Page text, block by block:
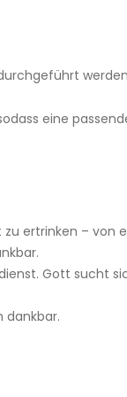
eine
ertrinken – von
Gott sucht
dankbar.